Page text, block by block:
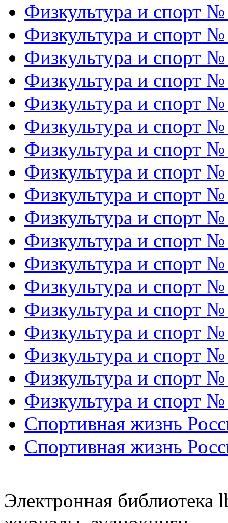
Физкультура и спорт
Физкультура и спорт
Физкультура и спорт
Физкультура и спорт
Физкультура и спорт
Физкультура и спорт
Физкультура и спорт
Физкультура и спорт
Физкультура и спорт
Физкультура и спорт
Физкультура и спорт
Физкультура и спорт
Физкультура и спорт
Физкультура и спорт
Физкультура и спорт
Физкультура и спорт
Физкультура и спорт
Физкультура и спорт
Спортивная жизнь
Спортивная жизнь
Электронная библиотека